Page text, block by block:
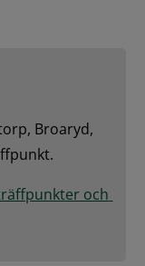
Broaryd,
och